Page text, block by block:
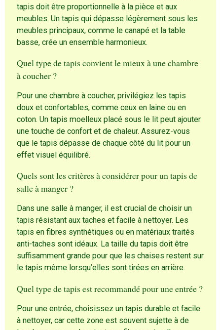
tapis doit être proportionnelle à la pièce et aux
meubles. Un tapis qui dépasse légèrement sous les
meubles principaux, comme le canapé et la table
basse, crée un ensemble harmonieux.
Quel type de tapis convient le mieux à une chambre
à coucher ?
Pour une chambre à coucher, privilégiez les tapis
doux et confortables, comme ceux en laine ou en
coton. Un tapis moelleux placé sous le lit peut ajouter
une touche de confort et de chaleur. Assurez-vous
que le tapis dépasse de chaque côté du lit pour un
effet visuel équilibré.
Quels sont les critères à considérer pour un tapis de
salle à manger ?
Dans une salle à manger, il est crucial de choisir un
tapis résistant aux taches et facile à nettoyer. Les
tapis en fibres synthétiques ou en matériaux traités
anti-taches sont idéaux. La taille du tapis doit être
suffisamment grande pour que les chaises restent sur
le tapis même lorsqu’elles sont tirées en arrière.
Quel type de tapis est recommandé pour une entrée ?
Pour une entrée, choisissez un tapis durable et facile
à nettoyer, car cette zone est souvent sujette à de